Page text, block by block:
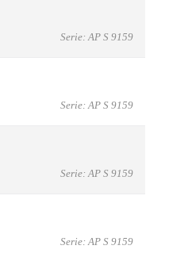
Serie: AP S 9159
Serie: AP S 9159
Serie: AP S 9159
Serie: AP S 9159